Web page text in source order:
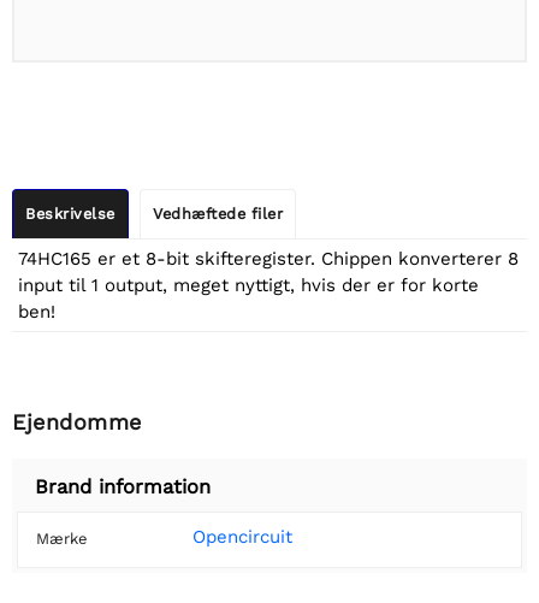
Beskrivelse Vedhæftede filer
74HC165 er et 8-bit skifteregister. Chippen konverterer 8
input til 1 output, meget nyttigt, hvis der er for korte
ben!
Ejendomme
Brand information
Mærke Opencircuit